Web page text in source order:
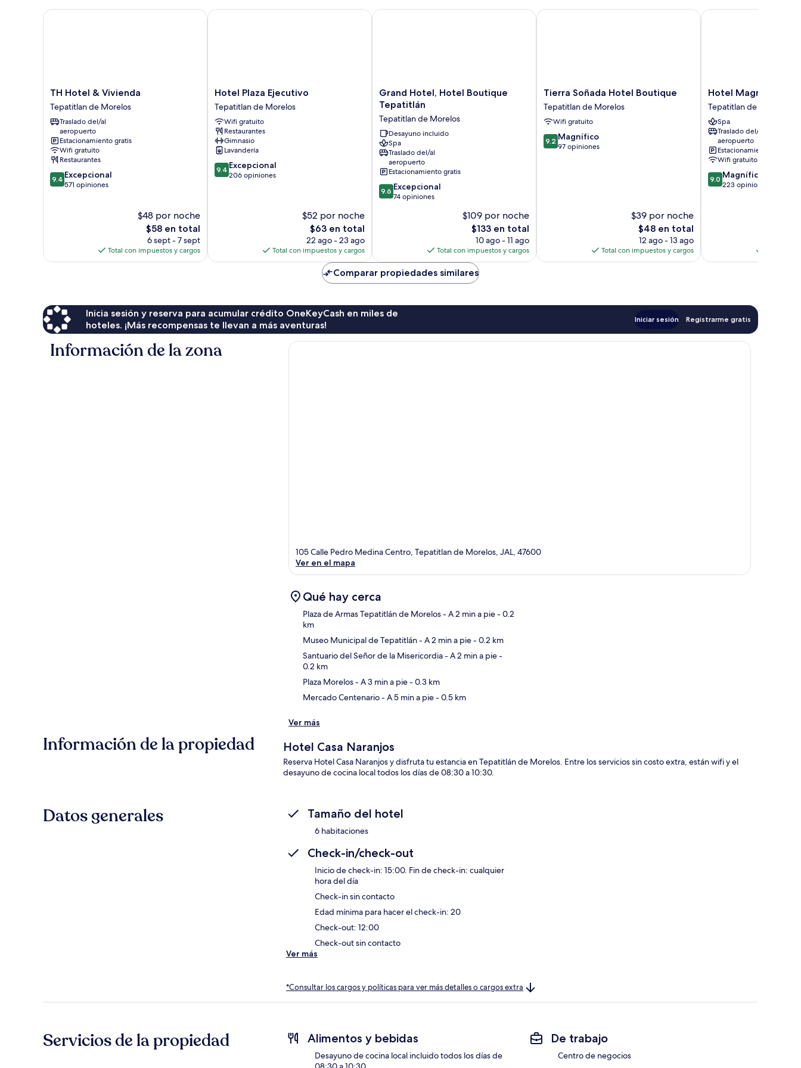
TH
Hotel
&
Vivienda
Tepatitlan
de
Morelos
TH Hotel & Vivienda
Tepatitlan de Morelos
Traslado del/al
aeropuerto
Estacionamiento gratis
Wifi gratuito
Restaurantes
9.4
de
9.4 Excepcional
571 opiniones
$48 por noche
El
precio
actual
es
$58 en total
6 sept - 7 sept
Total con impuestos y cargos
TH Hotel & Vivienda
Hotel
Plaza
Ejecutivo
Tepatitlan
de
Morelos
Hotel Plaza Ejecutivo
Tepatitlan de Morelos
Wifi gratuito
Restaurantes
Gimnasio
Lavandería
9.4
de
9.4 Excepcional
206 opiniones
$52 por noche
El
precio
actual
es
$63
$63 en total
22 ago - 23 ago
Total con impuestos y cargos
Hotel Plaza Ejecutivo
Grand
Hotel,
Hotel
Boutique
Tepatitlán
Tepatitlan
de
Morelos
Grand Hotel, Hotel Boutique
Tepatitlán
Tepatitlan de Morelos
Desayuno incluido
Spa
Traslado del/al
aeropuerto
Estacionamiento gratis
9.6
de
9.6 Excepcional
74 opiniones
$109 por noche
El
precio
actual
es
de
$133
$133 en total
10 ago - 11 ago
Total con impuestos y cargos
Grand Hotel, Hotel Boutique Tepatitlán
Tierra
Soñada
Hotel
Boutique
Tepatitlan
de
Tierra Soñada Hotel Boutique
Tepatitlan de Morelos
Wifi gratuito
9.2
de
9.2 Magnífico
97 opiniones
$39 por noche
El
precio
actual
es
$48 en total
12 ago - 13 ago
Total con impuestos y cargos
Tierra Soñada Hotel Boutique
Hotel
Magno
Tepatitlan
Tepatitlan
de
Morelos
Hotel Magno
Tepatitlan de Morelos
Spa
Traslado del/al
aeropuerto
Estacionamiento gratis
Wifi gratuito
9.0
de
9.0 Magnífico
223 opiniones
Hotel Magno
Comparar propiedades similares
Inicia sesión y reserva para acumular crédito OneKeyCash en miles de
hoteles. ¡Más recompensas te llevan a más aventuras!
Iniciar sesión Registrarme gratis
Información de la zona
105 Calle Pedro Medina Centro, Tepatitlan de Morelos, JAL, 47600
Ver en el mapa
Qué hay cerca
Plaza de Armas Tepatitlán de Morelos- A 2 min a pie- 0.2
km
Museo Municipal de Tepatitlán- A 2 min a pie- 0.2 km
Santuario del Señor de la Misericordia- A 2 min a pie-
0.2 km
Plaza Morelos- A 3 min a pie- 0.3 km
Mercado Centenario- A 5 min a pie- 0.5 km
Ver más
Información de la propiedad Hotel Casa Naranjos
Reserva Hotel Casa Naranjos y disfruta tu estancia en Tepatitlán de Morelos. Entre los servicios sin costo extra, están wifi y el
desayuno de cocina local todos los días de 08:30 a 10:30.
Datos generales Tamaño del hotel
6 habitaciones
Check-in/check-out
Inicio de check-in: 15:00. Fin de check-in: cualquier
hora del día
Check-in sin contacto
Edad mínima para hacer el check-in: 20
Check-out: 12:00
Check-out sin contacto
Ver más
*Consultar los cargos y políticas para ver más detalles o cargos extra
Servicios de la propiedad Alimentos y bebidas
Desayuno de cocina local incluido todos los días de
De trabajo
Centro de negocios